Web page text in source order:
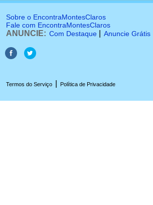
Sobre o EncontraMontesClaros
Fale com EncontraMontesClaros
ANUNCIE: Com Destaque Anuncie Grátis
Termos do Serviço Política de Privacidade